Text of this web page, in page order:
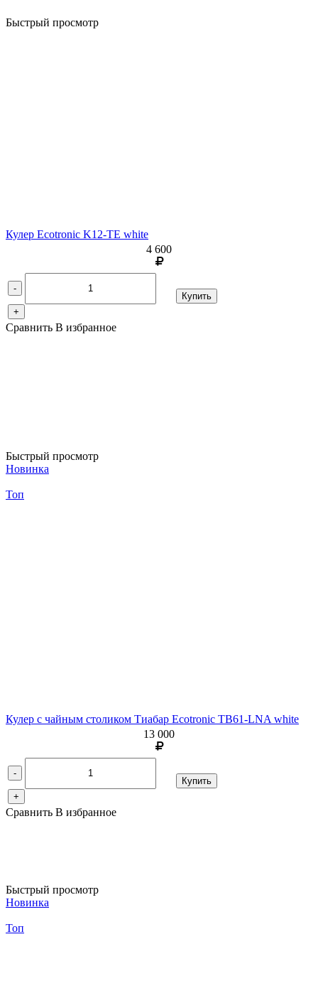
Быстрый просмотр
Кулер Ecotronic K12-TE white
4 600
-
+
Купить
Сравнить В избранное
Быстрый просмотр
Новинка
Топ
Кулер с чайным столиком Тиабар Ecotronic TB61-LNA white
13 000
-
+
Купить
Сравнить В избранное
Быстрый просмотр
Новинка
Топ